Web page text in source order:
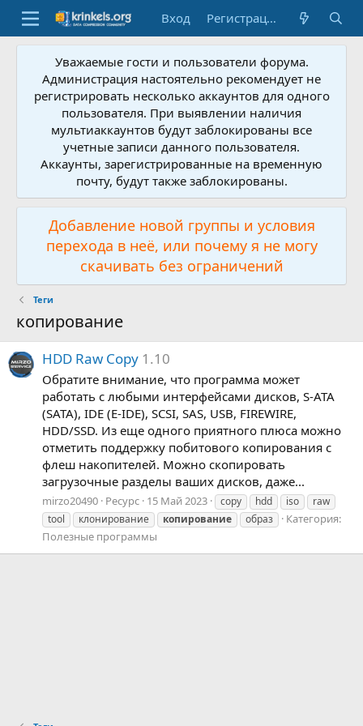
Вход Регистрация
Уважаемые гости и пользователи форума.
Администрация настоятельно рекомендует не
регистрировать несколько аккаунтов для одного
пользователя. При выявлении наличия
мультиаккаунтов будут заблокированы все
учетные записи данного пользователя.
Аккаунты, зарегистрированные на временную
почту, будут также заблокированы.
Добавление новой группы и условия
перехода в неё, или почему я не могу
скачивать без ограничений
Теги
копирование
HDD Raw Copy 1.10
Обратите внимание, что программа может
работать с любыми интерфейсами дисков, S-ATA
(SATA), IDE (E-IDE), SCSI, SAS, USB, FIREWIRE,
HDD/SSD. Из еще одного приятного плюса можно
отметить поддержку побитового копирования с
флеш накопителей. Можно скопировать
загрузочные разделы ваших дисков, даже...
mirzo20490 Ресурс 15 Май 2023 copy hdd iso
raw
tool
клонирование копирование образ
Категория:
Полезные программы